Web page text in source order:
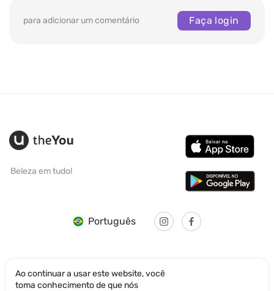
para adicionar um comentário Faça login
Beleza em tudo!
Português
Ao continuar a usar este website, você
toma conhecimento de que nós